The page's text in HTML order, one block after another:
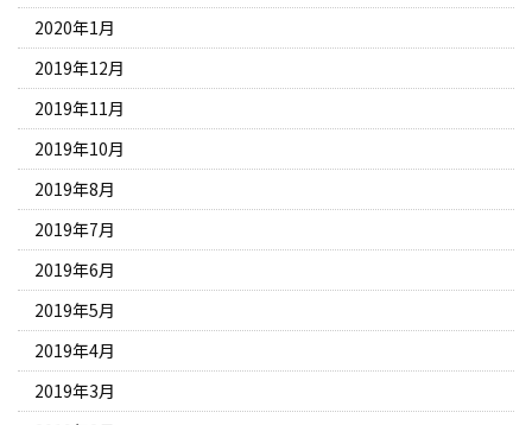
2020年1月
2019年12月
2019年11月
2019年10月
2019年8月
2019年7月
2019年6月
2019年5月
2019年4月
2019年3月